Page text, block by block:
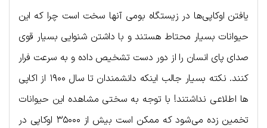
یافتن اوکاپی‌ها در زیستگاه بومی آنها سخت است چرا که این
حیوانات بسیار محتاط هستند و با داشتن شنوایی بسیار قوی
صدای پای انسان را از دور دست تشخیص داده و به سرعت فرار
کنند. نکته بسیار جالب اینکه دانشمندان تا سال ۱۹۰۰ از اکاپی
ها اطلاعی نداشتند! با توجه به سختی مشاهده این حیوانات
تخمین زده می‌شود که ممکن است بیش از ۳۵۰۰۰ اوکاپی در